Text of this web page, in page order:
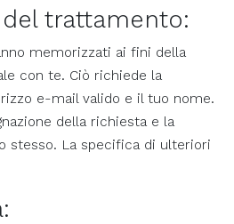
trattamento:
memorizzati ai fini della
con te. Ciò richiede la
e-mail valido e il tuo nome.
della richiesta e la
stesso. La specifica di ulteriori